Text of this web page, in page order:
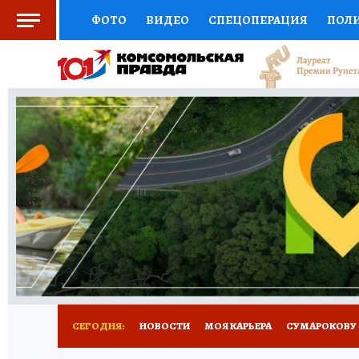
ФОТО ВИДЕО СПЕЦОПЕРАЦИЯ
СОЦПОДДЕРЖКА НАУКА АФИША
ВЫБОР ЭКСПЕРТОВ ДОКТОР
КНИЖНАЯ ПОЛКА ПРОГНОЗЫ НА СПОРТ
ПРЕСС-ЦЕНТР НЕДВИЖИМОСТЬ
РАДИО КП РЕКЛАМА ТЕСТЫ НОВОЕ
СЕГОДНЯ: НОВОСТИ МОЯ КАРЬЕРА СУМАРОКОВУ